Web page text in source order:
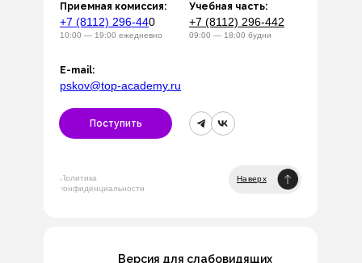
Наверх
Политика
конфиденциальности
10:00 — 19:00 ежедневно
pskov@top-academy.ru
E-mail:
Приемная комиссия:
09:00 — 18:00 будни
Учебная часть:
Поступить
+7 (8112) 296-440 +7 (8112) 296-442
Версия для слабовидящих